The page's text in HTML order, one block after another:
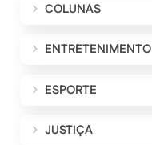
COLUNAS
ENTRETENIMENTO
ESPORTE
JUSTIÇA